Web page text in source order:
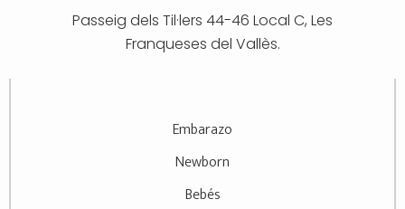
Passeig dels Til·lers 44-46 Local C, Les
Franqueses del Vallès.
Embarazo
Newborn
Bebés